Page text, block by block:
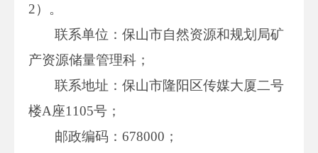
2）。
联系单位：保山市自然资源和规划局矿
产资源储量管理科；
联系地址：保山市隆阳区传媒大厦二号
楼A座1105号；
邮政编码：678000；